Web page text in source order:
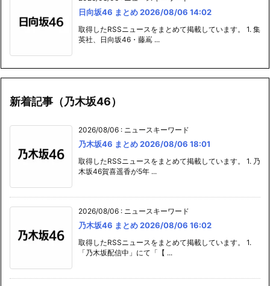
日向坂46 まとめ 2026/08/06 14:02
取得したRSSニュースをまとめて掲載しています。 1. 集
英社、日向坂46・藤嶌 ...
新着記事（乃木坂46）
2026/08/06 : ニュースキーワード
乃木坂46 まとめ 2026/08/06 18:01
取得したRSSニュースをまとめて掲載しています。 1. 乃
木坂46賀喜遥香が5年 ...
2026/08/06 : ニュースキーワード
乃木坂46 まとめ 2026/08/06 16:02
取得したRSSニュースをまとめて掲載しています。 1.
「乃木坂配信中」にて「【 ...